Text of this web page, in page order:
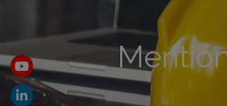
Youtube
Linkedin